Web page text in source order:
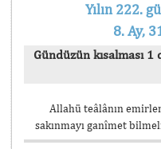
Yılın 222.
8. Ay,
Gündüzün kısalması
Allahü teâlânın
sakınmayı ganîmet